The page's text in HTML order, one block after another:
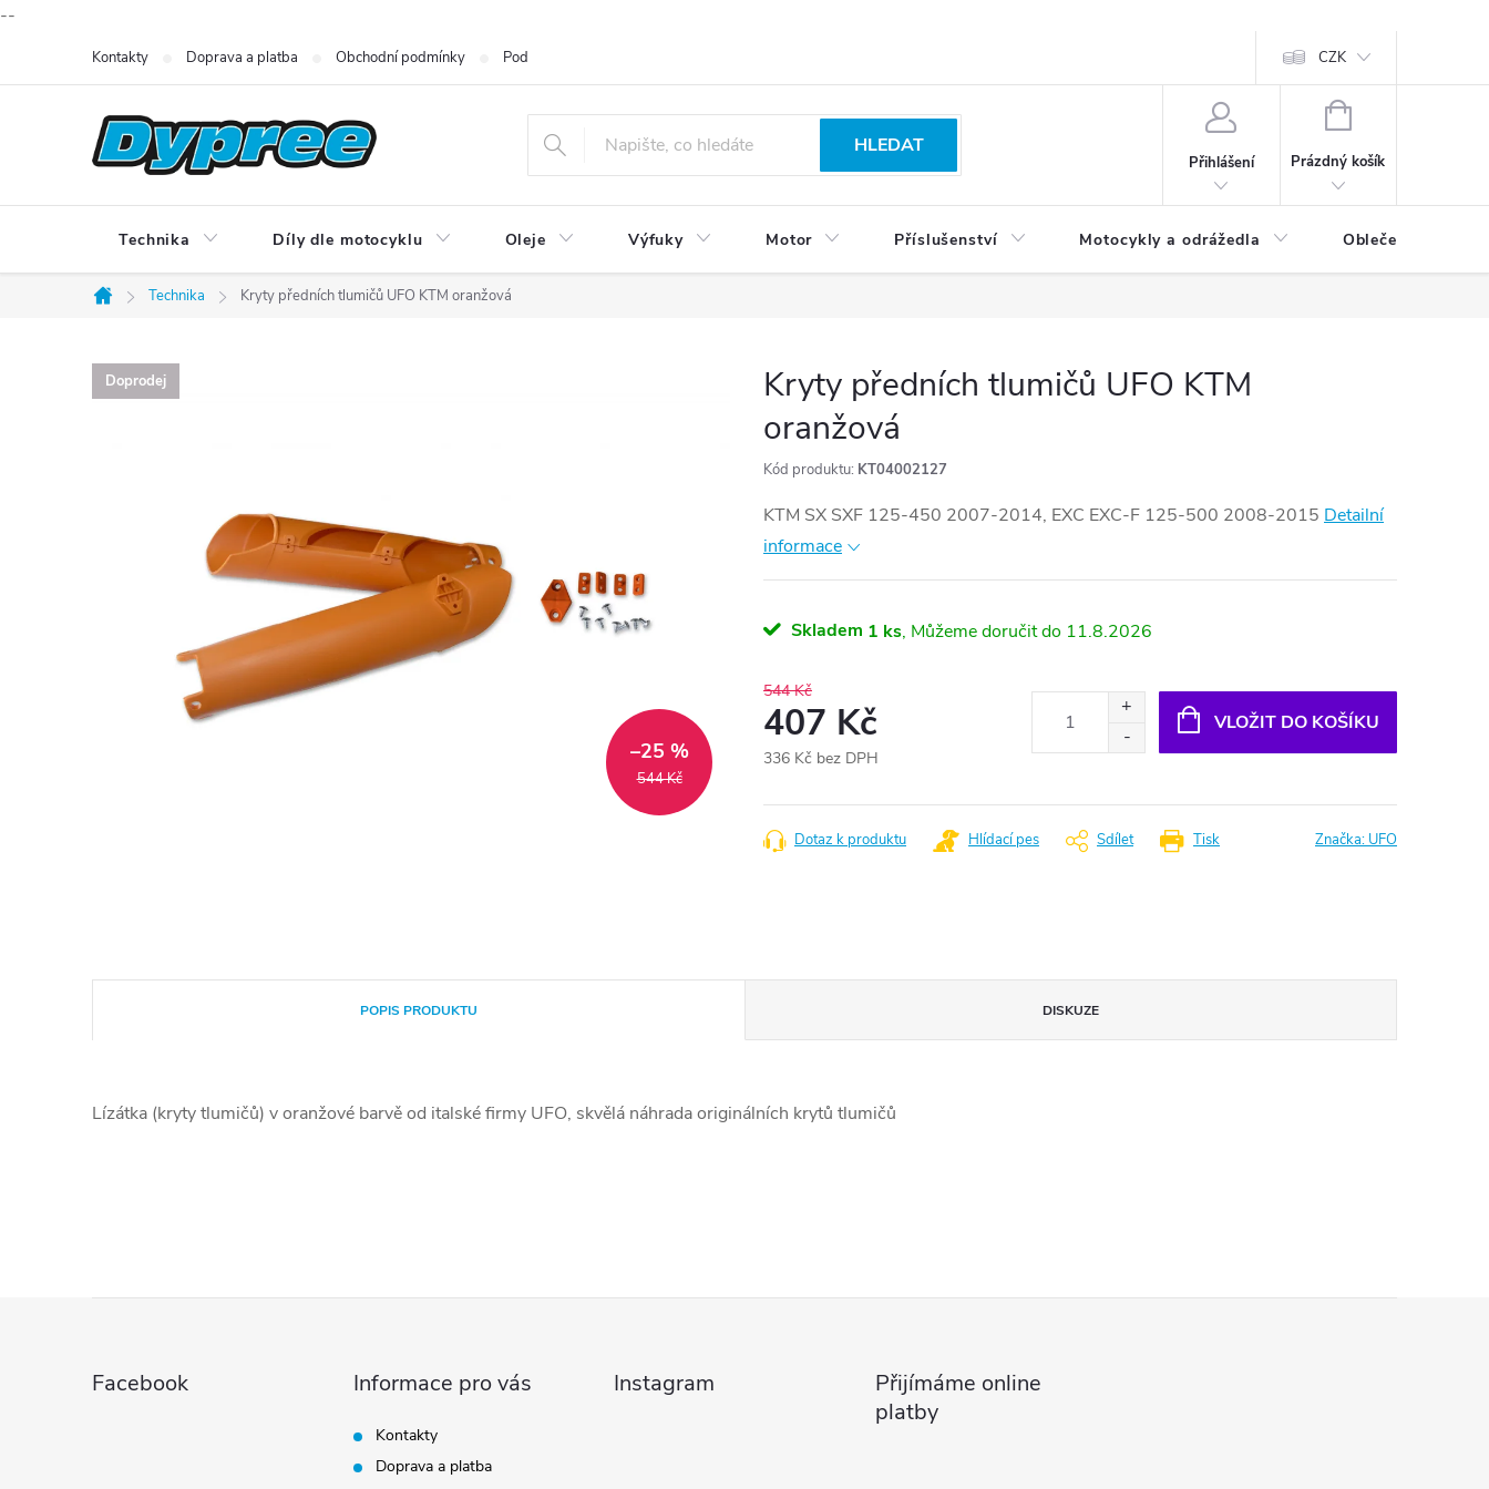
--
Kontakty Doprava a platba Obchodní podmínky Podmínky ochrany osobních údajů CZK
HLEDAT
Přihlášení
NÁKUPNÍ
Prázdný košík
Technika Díly dle motocyklu Oleje Výfuky Motor Příslušenství Motocykly a odrážedla Oblečení a
Domů
Technika Kryty předních tlumičů UFO KTM oranžová
Doprodej
544 Kč
–25 %
Kryty předních tlumičů UFO KTM
oranžová
Kód produktu: KT04002127
KTM SX SXF 125-450 2007-2014, EXC EXC-F 125-500 2008-2015 Detailní
informace
Skladem 1 ks 11.8.2026
544 Kč
407 Kč
336 Kč bez DPH
cena:
VLOŽIT DO KOŠÍKU
Tisk
Dotaz k produktu Hlídací pes Sdílet Značka: UFO
POPIS PRODUKTU DISKUZE
Lízátka (kryty tlumičů) v oranžové barvě od italské firmy UFO, skvělá náhrada originálních krytů tlumičů
Facebook Informace pro vás
Kontakty
Doprava a platba
Instagram
Přijímáme online
platby